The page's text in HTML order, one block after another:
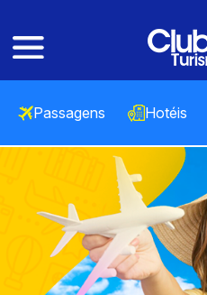
Passagens Hotéis